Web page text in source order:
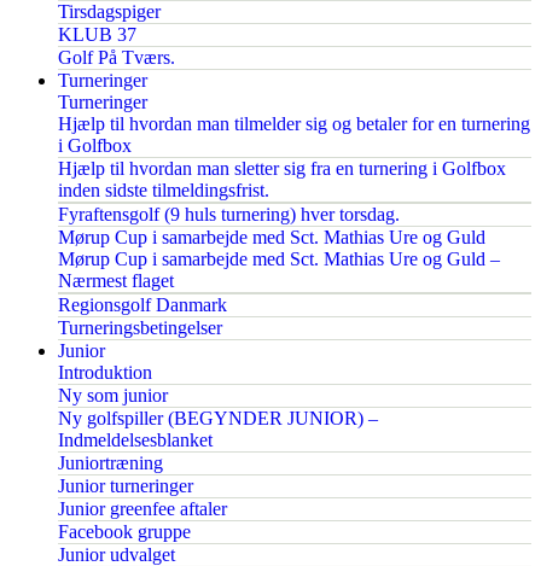
Tirsdagspiger
KLUB 37
Golf På Tværs.
Turneringer
Turneringer
Hjælp til hvordan man tilmelder sig og betaler for en turnering
i Golfbox
Hjælp til hvordan man sletter sig fra en turnering i Golfbox
inden sidste tilmeldingsfrist.
Fyraftensgolf (9 huls turnering) hver torsdag.
Mørup Cup i samarbejde med Sct. Mathias Ure og Guld
Mørup Cup i samarbejde med Sct. Mathias Ure og Guld –
Nærmest flaget
Regionsgolf Danmark
Turneringsbetingelser
Junior
Introduktion
Ny som junior
Ny golfspiller (BEGYNDER JUNIOR) –
Indmeldelsesblanket
Juniortræning
Junior turneringer
Junior greenfee aftaler
Facebook gruppe
Junior udvalget